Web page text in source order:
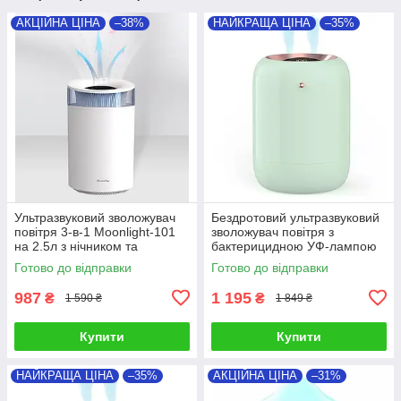
АКЦІЙНА ЦІНА –38%
Ультразвуковий зволожувач
повітря 3-в-1 Moonlight-101
на 2.5л з нічником та
аромаслотом
Готово до відправки
987 ₴ 1 590 ₴
Купити
НАЙКРАЩА ЦІНА –35%
Бездротовий ультразвуковий
зволожувач повітря з
бактерицидною УФ-лампою
Alto-101
Готово до відправки
1 195 ₴ 1 849 ₴
Купити
НАЙКРАЩА ЦІНА –35% АКЦІЙНА ЦІНА –31%